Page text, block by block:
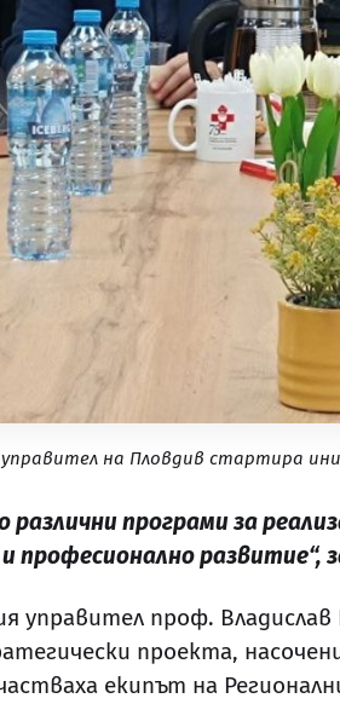
на Пловдив стартира
различни програми за
професионално развитие“,
управител проф.
проекта,
екипът на